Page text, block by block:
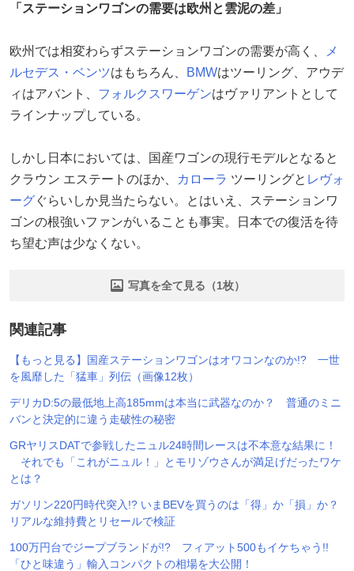
「ステーションワゴンの需要は欧州と雲泥の差」
欧州では相変わらずステーションワゴンの需要が高く、
メ
ルセデス・ベンツはもちろん、 BMWはツーリング、アウデ
ィはアバント、 フォルクスワーゲンはヴァリアントとして
ラインナップしている。
しかし日本においては、国産ワゴンの現行モデルとなると
クラウン エステートのほか、
カローラ ツーリングと レヴォ
ーグぐらいしか見当たらない。とはいえ、ステーションワ
ゴンの根強いファンがいることも事実。日本での復活を待
ち望む声は少なくない。
写真を全て見る（1枚）
関連記事
【もっと見る】国産ステーションワゴンはオワコンなのか!? 一世
を風靡した「猛車」列伝（画像12枚）
デリカD:5の最低地上高185mmは本当に武器なのか？ 普通のミニ
バンと決定的に違う走破性の秘密
GRヤリスDATで参戦したニュル24時間レースは不本意な結果に！
それでも「これがニュル！」とモリゾウさんが満足げだったワケ
とは？
ガソリン220円時代突入!? いまBEVを買うのは「得」か「損」か？
リアルな維持費とリセールで検証
100万円台でジープブランドが!? フィアット500もイケちゃう!!
「ひと味違う」輸入コンパクトの相場を大公開！